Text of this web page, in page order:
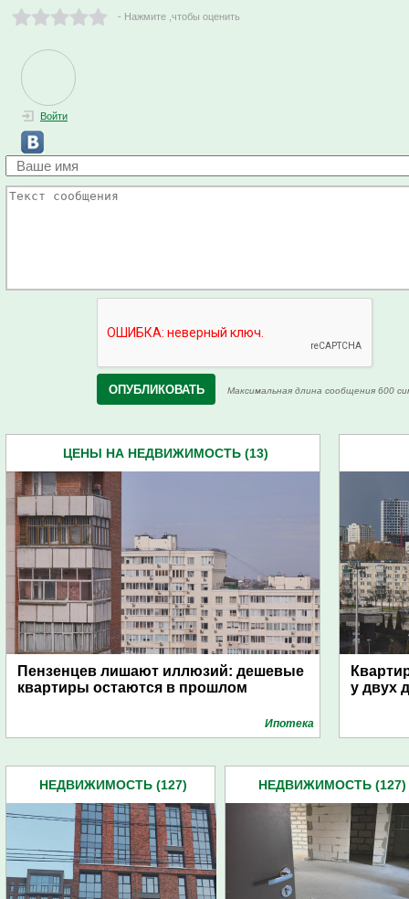
- Нажмите ,чтобы оценить
Войти
Максимальная длина сообщения 600
ЦЕНЫ НА НЕДВИЖИМОСТЬ (13)
Пензенцев лишают иллюзий: дешевые
квартиры остаются в прошлом
Ипотека
у двух
НЕДВИЖИМОСТЬ (127) НЕДВИЖИМОСТЬ (127)